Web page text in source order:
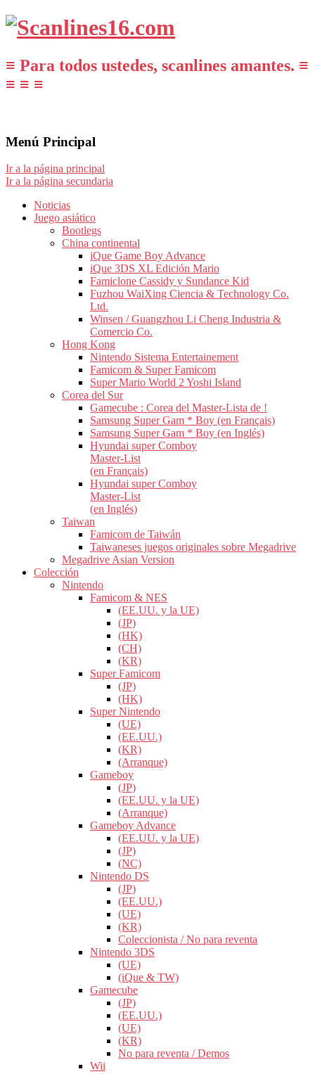
≡ Para todos ustedes, scanlines amantes. ≡
≡ ≡ ≡
Menú Principal
Ir a la página principal
Ir a la página secundaria
Noticias
Juego asiático
Bootlegs
China continental
iQue Game Boy Advance
iQue 3DS XL Edición Mario
Famiclone Cassidy y Sundance Kid
Fuzhou WaiXing Ciencia & Technology Co.
Ltd.
Winsen / Guangzhou Li Cheng Industria &
Comercio Co.
Hong Kong
Nintendo Sistema Entertainement
Famicom & Super Famicom
Super Mario World 2 Yoshi Island
Corea del Sur
Gamecube : Corea del Master-Lista de !
Samsung Super Gam * Boy (en Français)
Samsung Super Gam * Boy (en Inglés)
Hyundai super Comboy
Master-List
(en Français)
Hyundai super Comboy
Master-List
(en Inglés)
Taiwan
Famicom de Taiwán
Taiwaneses juegos originales sobre Megadrive
Megadrive Asian Version
Colección
Nintendo
Famicom & NES
(EE.UU. y la UE)
(JP)
(HK)
(CH)
(KR)
Super Famicom
(JP)
(HK)
Super Nintendo
(UE)
(EE.UU.)
(KR)
(Arranque)
Gameboy
(JP)
(EE.UU. y la UE)
(Arranque)
Gameboy Advance
(EE.UU. y la UE)
(JP)
(NC)
Nintendo DS
(JP)
(EE.UU.)
(UE)
(KR)
Coleccionista / No para reventa
Nintendo 3DS
(UE)
(iQue & TW)
Gamecube
(JP)
(EE.UU.)
(UE)
(KR)
No para reventa / Demos
Wii